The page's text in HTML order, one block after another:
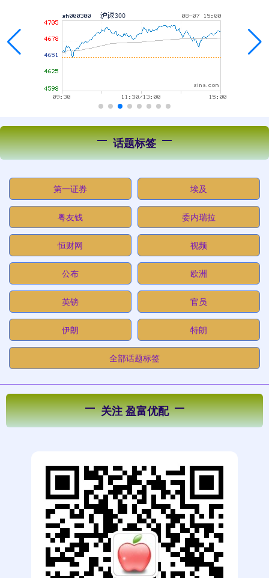
话题标签
第一证券 埃及
粤友钱 委内瑞拉
恒财网 视频
公布 欧洲
英镑 官员
伊朗 特朗
全部话题标签
关注 盈富优配